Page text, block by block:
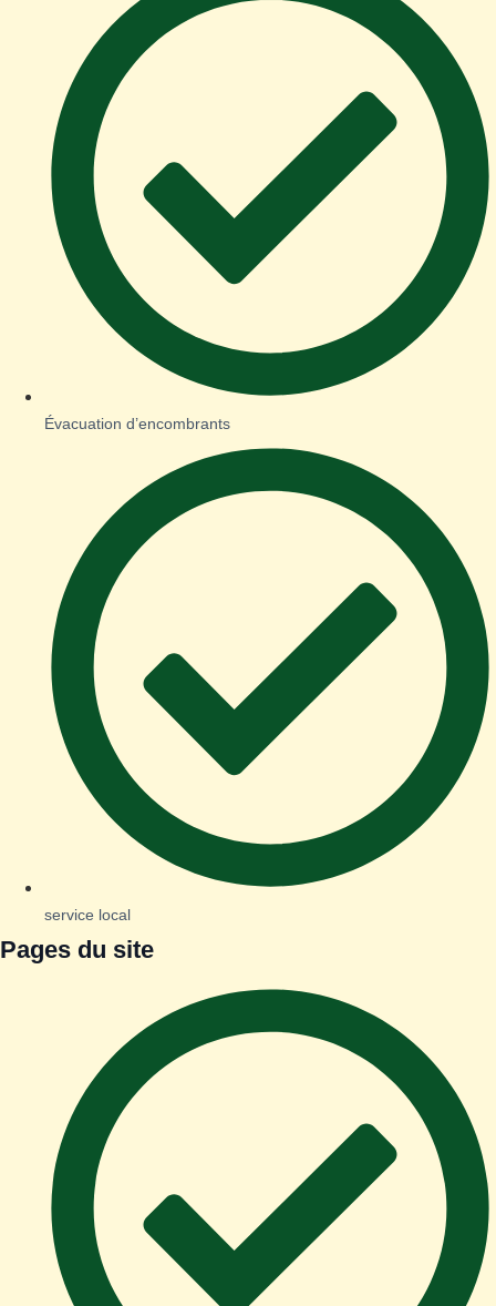
Évacuation d’encombrants
service local
Pages du site